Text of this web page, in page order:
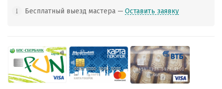
Бесплатный выезд мастера — Оставить заявку